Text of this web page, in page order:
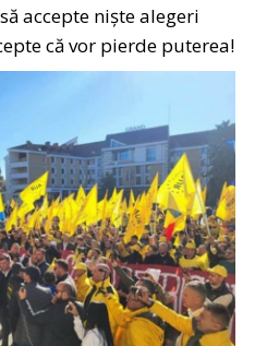
accepte niște alegeri
că vor pierde puterea!